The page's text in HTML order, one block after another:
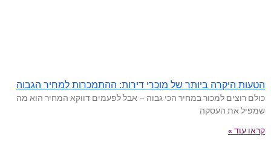
הטעות היקרה ביותר של מוכרי דירות: ההתמכרות למחיר הגבוה
כולם רוצים למכור במחיר הכי גבוה – אבל לפעמים דווקא המחיר הוא מה
שמפיל את העסקה
קראו עוד »